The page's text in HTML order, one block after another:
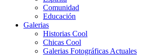
Comunidad
Educación
Galerias
Historias Cool
Chicas Cool
Galerias Fotográficas Actuales